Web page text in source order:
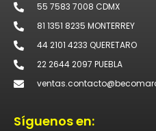
55 7583 7008 CDMX
81 1351 8235 MONTERREY
44 2101 4233 QUERETARO
22 2644 2097 PUEBLA
Síguenos en: